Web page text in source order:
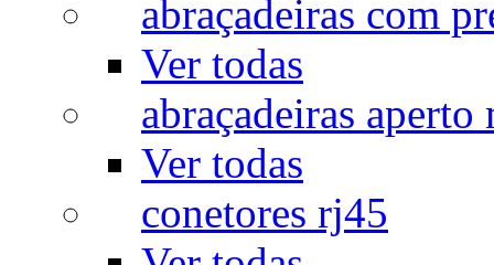
abraçadeiras com
Ver todas
abraçadeiras aperto
Ver todas
conetores rj45